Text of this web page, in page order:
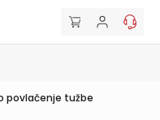
povlačenje tužbe